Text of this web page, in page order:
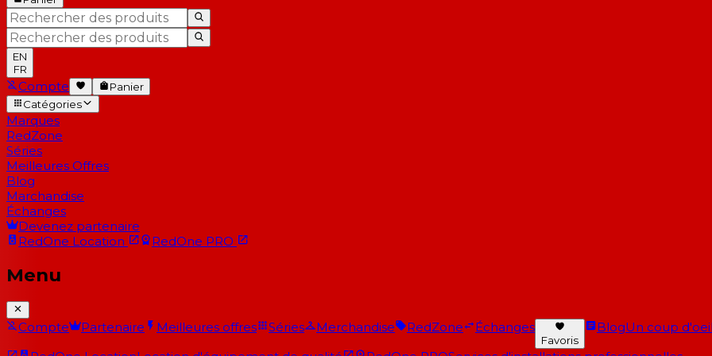
EN
FR
Compte
Panier
Catégories
Marques
RedZone
Séries
Meilleures Offres
Blog
Marchandise
Échanges
Devenez partenaire
RedOne Location RedOne PRO
Menu
Compte Partenaire Meilleures offres Séries Merchandise RedZone Échanges
Favoris
BlogUn coup